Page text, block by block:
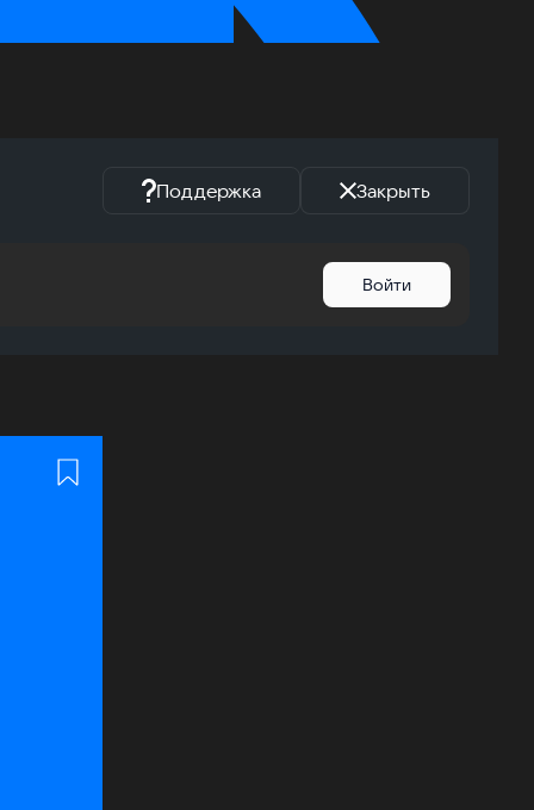
Поддержка Закрыть
Войти